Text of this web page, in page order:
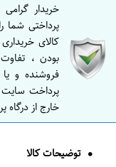
خریدار
پرداختی
کالای
بودن ،
فروشنده و
پرداخت
خارج از
توضیحات کالا